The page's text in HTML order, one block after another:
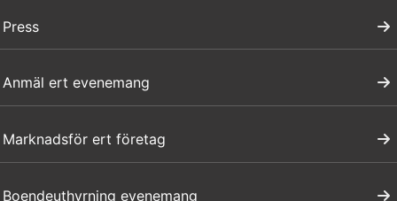
Press
Anmäl ert evenemang
Marknadsför ert företag
Boendeuthyrning evenemang